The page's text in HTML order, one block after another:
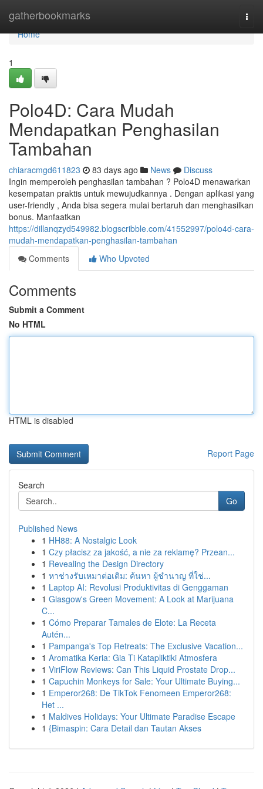
gatherbookmarks
Home
Home
1
Polo4D: Cara Mudah
Mendapatkan Penghasilan
Tambahan
chiaracmgd611823 83 days ago News
Discuss
Ingin memperoleh penghasilan tambahan ? Polo4D menawarkan
kesempatan praktis untuk mewujudkannya . Dengan aplikasi yang
user-friendly , Anda bisa segera mulai bertaruh dan menghasilkan
bonus. Manfaatkan
https://dillanqzyd549982.blogscribble.com/41552997/polo4d-cara-
mudah-mendapatkan-penghasilan-tambahan
Comments
Who Upvoted
Comments
Submit a Comment
No HTML
HTML is disabled
Report Page
Search
Go
Published News
1 HH88: A Nostalgic Look
1 Czy płacisz za jakość, a nie za reklamę? Przean...
1 Revealing the Design Directory
1 หาช่างรับเหมาต่อเติม: ค้นหา ผู้ชำนาญ ที่ใช่...
1 Laptop AI: Revolusi Produktivitas di Genggaman
1 Glasgow's Green Movement: A Look at Marijuana
C...
1 Cómo Preparar Tamales de Elote: La Receta
Autén...
1 Pampanga's Top Retreats: The Exclusive Vacation...
1 Aromatika Keria: Gia Ti Katapliktiki Atmosfera
1 ViriFlow Reviews: Can This Liquid Prostate Drop...
1 Capuchin Monkeys for Sale: Your Ultimate Buying...
1 Emperor268: De TikTok Fenomeen Emperor268:
Het ...
1 Maldives Holidays: Your Ultimate Paradise Escape
1 {Bimaspin: Cara Detail dan Tautan Akses